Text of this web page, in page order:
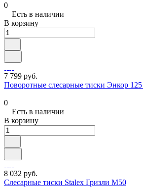
0
Есть в наличии
В корзину
7 799 руб.
Поворотные слесарные тиски Энкор
0
Есть в наличии
В корзину
8 032 руб.
Слесарные тиски Stalex Гризли M50